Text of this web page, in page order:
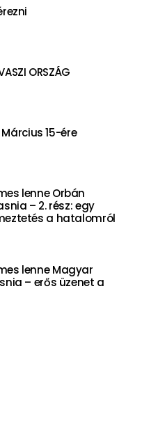
ORSZÁG
15-ére
lenne Orbán
– 2. rész: egy
a hatalomról
lenne Magyar
– erős üzenet a